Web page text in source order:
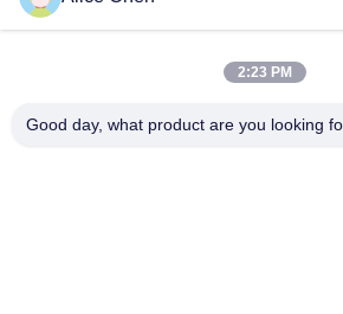
2:23 PM
Good day, what product are you looking